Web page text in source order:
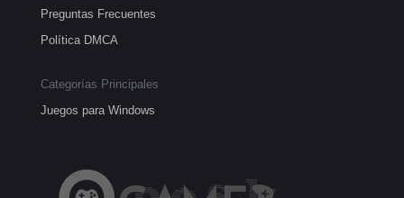
Preguntas Frecuentes
Política DMCA
Categorías Principales
Juegos para Windows